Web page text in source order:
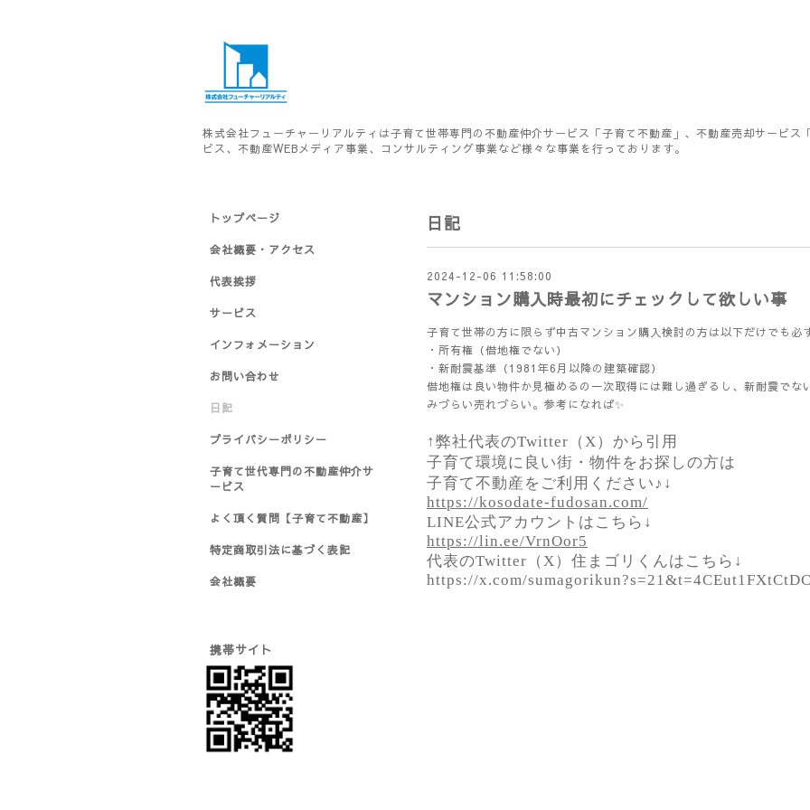
株式会社フューチャーリアルティは子育て世帯専門の不動産仲介サービス「子育て不動産」、不動産売却サービス
ビス、不動産WEBメディア事業、コンサルティング事業など様々な事業を行っております。
日記
2024-12-06 11:58:00
マンション購入時最初にチェックして欲しい事
子育て世帯の方に限らず中古マンション購入検討の方は以下だけでも必
・所有権（借地権でない）
・新耐震基準（1981年6月以降の建築確認）
借地権は良い物件か見極めるの一次取得には難し過ぎるし、新耐震でな
みづらい売れづらい。参考になれば✨
↑弊社代表のTwitter（X）から引用
子育て環境に良い街・物件をお探しの方は
子育て不動産をご利用ください♪↓
https://kosodate-fudosan.com/
LINE公式アカウントはこちら↓
https://lin.ee/VrnOor5
代表のTwitter（X）住まゴリくんはこちら↓
https://x.com/
トップページ
会社概要・アクセス
代表挨拶
サービス
インフォメーション
お問い合わせ
日記
プライバシーポリシー
子育て世代専門の不動産仲介サ
ービス
よく頂く質問【子育て不動産】
特定商取引法に基づく表記
会社概要
携帯サイト